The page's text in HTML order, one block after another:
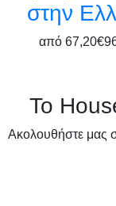
στην
από 67,20€
Το
Ακολουθήστε μας